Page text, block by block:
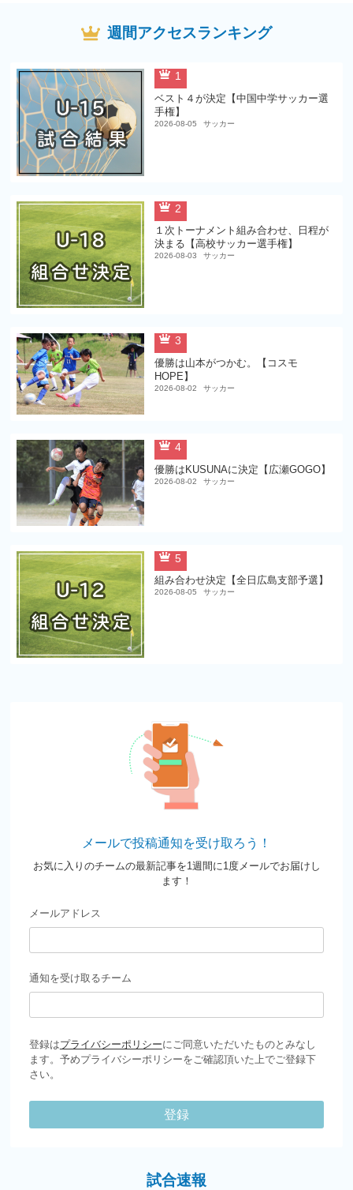
週間アクセスランキング
1
ベスト４が決定【中国中学サッカー選
手権】
2026-08-05 サッカー
2
１次トーナメント組み合わせ、日程が
決まる【高校サッカー選手権】
2026-08-03 サッカー
3
優勝は山本がつかむ。【コスモ
HOPE】
2026-08-02 サッカー
4
優勝はKUSUNAに決定【広瀬GOGO】
2026-08-02 サッカー
5
組み合わせ決定【全日広島支部予選】
2026-08-05 サッカー
メールで投稿通知を受け取ろう！
お気に入りのチームの最新記事を1週間に1度メールでお届けし
ます！
メールアドレス
通知を受け取るチーム
登録はプライバシーポリシーにご同意いただいたものとみなし
ます。予めプライバシーポリシーをご確認頂いた上でご登録下
さい。
登録
試合速報